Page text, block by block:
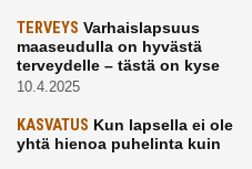
TERVEYS Varhaislapsuus
maaseudulla on hyvästä
terveydelle – tästä on kyse
10.4.2025
KASVATUS Kun lapsella ei ole
yhtä hienoa puhelinta kuin